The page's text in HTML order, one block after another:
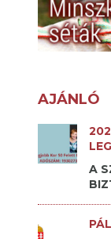
AJÁNLÓ
A